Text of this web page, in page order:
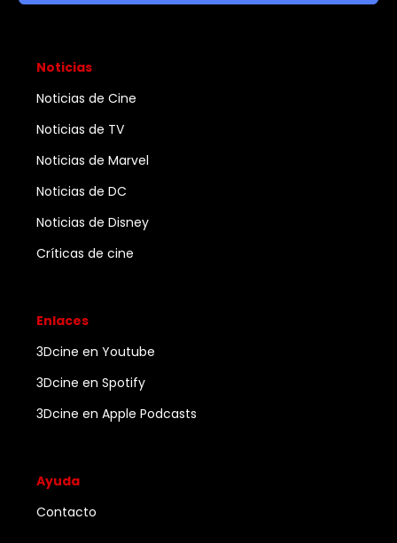
Noticias
Noticias de Cine
Noticias de TV
Noticias de Marvel
Noticias de DC
Noticias de Disney
Críticas de cine
Enlaces
3Dcine en Youtube
3Dcine en Spotify
3Dcine en Apple Podcasts
Ayuda
Contacto